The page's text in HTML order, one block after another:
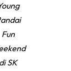
Fun
di SK